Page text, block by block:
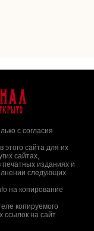
с согласия
сайта для их
сайтах,
изданиях и
следующих
на копирование
копируемого
ссылок на сайт